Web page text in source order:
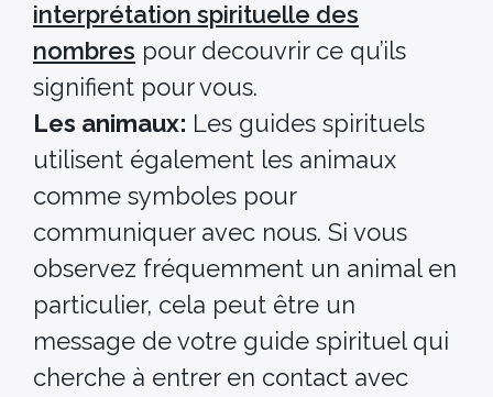
interprétation spirituelle des
nombres pour decouvrir ce qu’ils
signifient pour vous.
Les animaux: Les guides spirituels
utilisent également les animaux
comme symboles pour
communiquer avec nous. Si vous
observez fréquemment un animal en
particulier, cela peut être un
message de votre guide spirituel qui
cherche à entrer en contact avec